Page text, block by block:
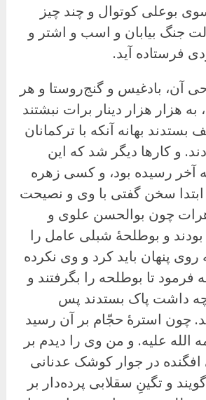
بوعلی کوتوال و چند چیز
جنگ بیابان و اسب و اشتر و
فرستاده آید.
آن، بادغیس و گنج‌روستا و هر
هزار هزار دینار برات نبشتند
بهانه آنکه با ترکمانان
و کارها دیگر شد که این
آخر رسیده بود، و کسی زهره
سخن گفتی با وی و نصیحت
چون بوالحسن علوی و
بودند و بوطلحهٔ شبلی عامل را
پنهان باید کرد و وی نکرده
فرمود تا بوطلحه را بگرفتند و
چه داشت پاک بستدند پس
چون استرهٔ حجّام بر آن رسید
علیه. و من وی را دیدم بر
در جوار کوشک عدنانی
و تگینِ سقلابی پرده‌دار بر